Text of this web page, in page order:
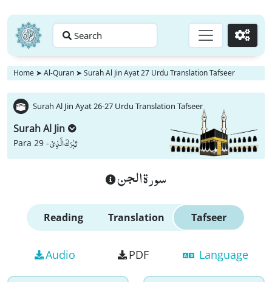
Search Go
Home ➤ Al-Quran ➤ Surah Al Jin Ayat 27 Urdu Translation Tafseer
Surah Al Jin Ayat 26-27 Urdu Translation Tafseer
Surah Al Jin
Para 29 -تَبٰرَكَ الَّذِیْ
سورة الجن
Reading Translation Tafseer
Audio PDF Language